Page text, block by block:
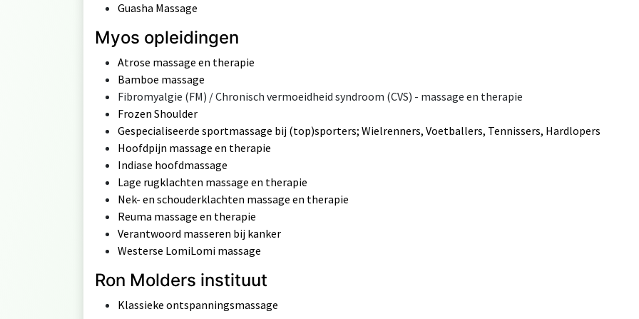
Guasha Massage
Myos opleidingen
Atrose massage en therapie
Bamboe massage
Fibromyalgie (FM) / Chronisch vermoeidheid syndroom (CVS) - massage en therapie
Frozen Shoulder
Gespecialiseerde sportmassage bij (top)sporters; Wielrenners, Voetballers, Tennissers, Hardlopers
Hoofdpijn massage en therapie
Indiase hoofdmassage
Lage rugklachten massage en therapie
Nek- en schouderklachten massage en therapie
Reuma massage en therapie
Verantwoord masseren bij kanker
Westerse LomiLomi massage
Ron Molders instituut
Klassieke ontspanningsmassage